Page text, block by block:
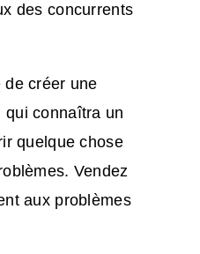
des concurrents
de créer une
qui connaîtra un
quelque chose
Vendez
aux problèmes